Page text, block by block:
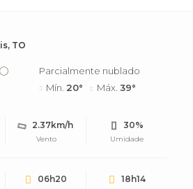
TO
Parcialmente nublado
Mín. 20° Máx.39°
2.37km/h
Vento
30%
Umidade
06h20 18h14